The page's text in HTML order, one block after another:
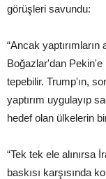
görüşleri savundu:
“Ancak
Boğazlar'dan Pekin'e
tepebilir. Trump'ın,
yaptırım uygulayıp
hedef olan ülkelerin
“Tek tek ele
baskısı karşısında